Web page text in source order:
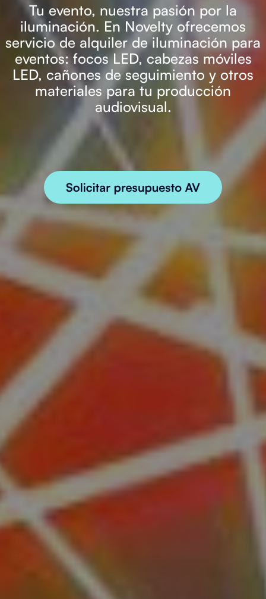
Tu evento, nuestra pasión por la
iluminación. En Novelty ofrecemos
servicio de alquiler de iluminación para
eventos: focos LED, cabezas móviles
LED, cañones de seguimiento y otros
materiales para tu producción
audiovisual.